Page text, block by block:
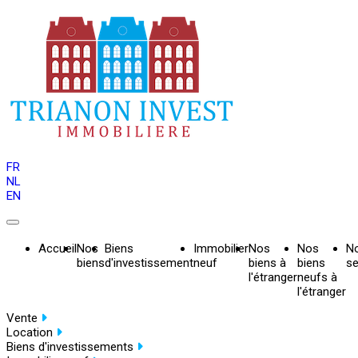
FR
NL
EN
AccueilNos
biens
Biens
d'investissement
Immobilier
neuf
Nos
biens à
l'étranger
Nos
biens
neufs à
l'étranger
Vente
Location
Biens d'investissements